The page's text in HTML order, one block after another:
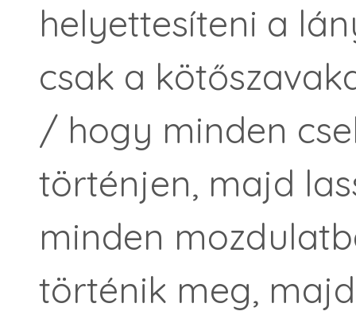
helyettesíteni a
csak a
/ hogy minden
történjen, majd
minden
történik meg,